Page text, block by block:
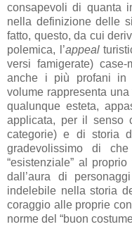
consapevoli di quanta
nella definizione delle
fatto, questo, da cui
polemica, l’appeal
versi famigerate) case-
anche i più profani in
volume rappresenta
qualunque esteta,
applicata, per il senso
categorie) e di storia
gradevolissimo di
“esistenziale” al
dall’aura di
indelebile nella storia
coraggio alle proprie
norme del “buon